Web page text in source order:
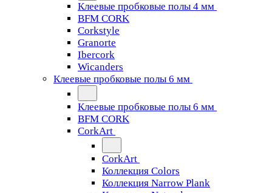
Клеевые пробковые полы 4 мм
BFM CORK
Corkstyle
Granorte
Ibercork
Wicanders
Клеевые пробковые полы 6 мм
Клеевые пробковые полы 6 мм
BFM CORK
CorkArt
CorkArt
Коллекция Colors
Коллекция Narrow Plank